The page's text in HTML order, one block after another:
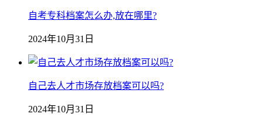
自考专科档案怎么办,放在哪里?
2024年10月31日
自己去人才市场存放档案可以吗?
2024年10月31日